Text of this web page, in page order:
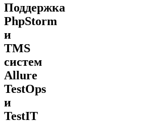
Поддержка
PhpStorm
и
TMS
систем
Allure
TestOps
и
TestIT